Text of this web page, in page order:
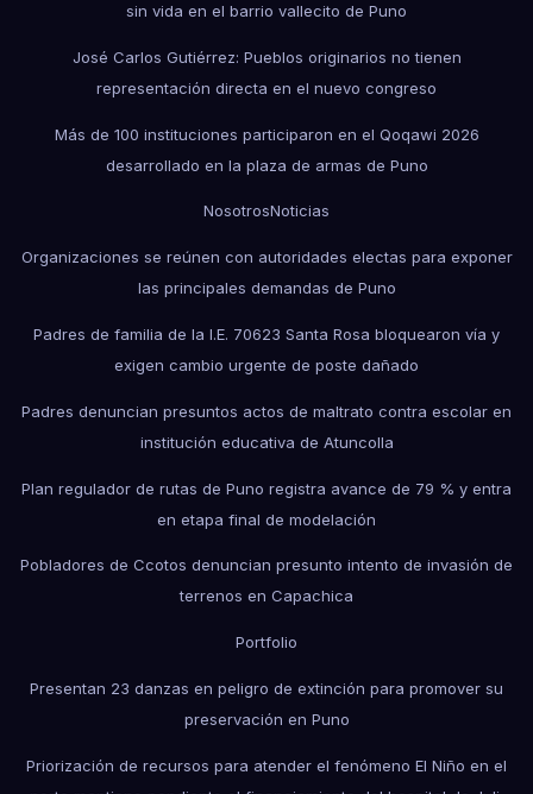
sin vida en el barrio vallecito de Puno
José Carlos Gutiérrez: Pueblos originarios no tienen
representación directa en el nuevo congreso
Más de 100 instituciones participaron en el Qoqawi 2026
desarrollado en la plaza de armas de Puno
NosotrosNoticias
Organizaciones se reúnen con autoridades electas para exponer
las principales demandas de Puno
Padres de familia de la I.E. 70623 Santa Rosa bloquearon vía y
exigen cambio urgente de poste dañado
Padres denuncian presuntos actos de maltrato contra escolar en
institución educativa de Atuncolla
Plan regulador de rutas de Puno registra avance de 79 % y entra
en etapa final de modelación
Pobladores de Ccotos denuncian presunto intento de invasión de
terrenos en Capachica
Portfolio
Presentan 23 danzas en peligro de extinción para promover su
preservación en Puno
Priorización de recursos para atender el fenómeno El Niño en el